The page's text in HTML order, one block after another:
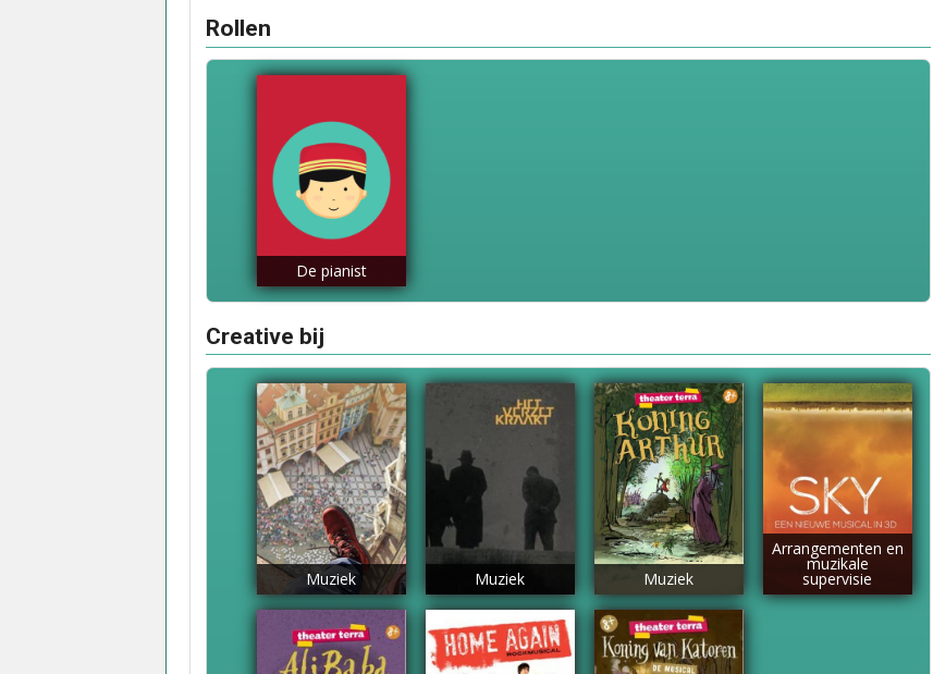
Rollen
De pianist
Creative bij
Muziek Muziek Muziek
Arrangementen en
muzikale
supervisie